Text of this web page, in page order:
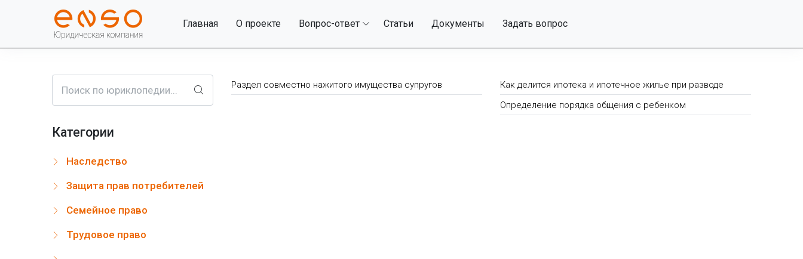
Главная О проекте Вопрос-ответ Статьи Документы Задать вопрос
Раздел совместно нажитого имущества супругов
Как делится ипотека и ипотечное жилье при разводе
Определение порядка общения с ребенком
Поиск по юриклопедии...
Категории
Наследство
Защита прав потребителей
Семейное право
Трудовое право